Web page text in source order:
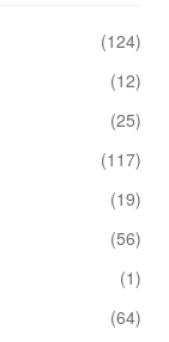
(124)
(12)
(25)
(117)
(19)
(56)
(1)
(64)